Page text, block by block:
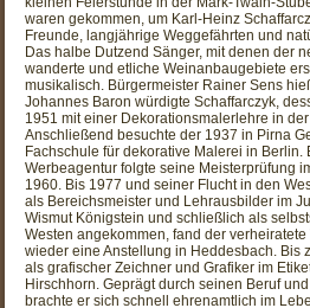
waren gekommen, um Karl-Heinz
Freunde, langjährige Weggefährten und
Das halbe Dutzend Sänger, mit denen der
wanderte und etliche Weinanbaugebiete
musikalisch. Bürgermeister Rainer Sens
Johannes Baron würdigte Schaffarczyk,
1951 mit einer Dekorationsmalerlehre in
Anschließend besuchte der 1937 in Pirna
Fachschule für dekorative Malerei in Berlin.
Werbeagentur folgte seine Meisterprüfung
1960. Bis 1977 und seiner Flucht in den
als Bereichsmeister und Lehrausbilder im
Wismut Königstein und schließlich als
Westen angekommen, fand der
wieder eine Anstellung in Heddesbach. Bis
als grafischer Zeichner und Grafiker im
Hirschhorn. Geprägt durch seinen Beruf
brachte er sich schnell ehrenamtlich im